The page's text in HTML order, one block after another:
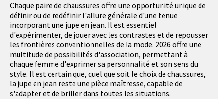
Chaque paire de chaussures offre une opportunité unique de
définir ou de redéfinir l'allure générale d'une tenue
incorporant une jupe en jean. Il est essentiel
d'expérimenter, de jouer avec les contrastes et de repousser
les frontières conventionnelles de la mode. 2026 offre une
multitude de possibilités d'association, permettant à
chaque femme d'exprimer sa personnalité et son sens du
style. Il est certain que, quel que soit le choix de chaussures,
la jupe en jean reste une pièce maîtresse, capable de
s'adapter et de briller dans toutes les situations.